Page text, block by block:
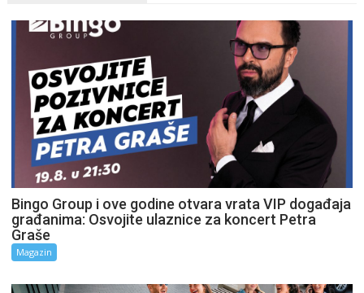
Bingo Group i ove godine otvara vrata VIP događaja
građanima: Osvojite ulaznice za koncert Petra
Graše
Magazin